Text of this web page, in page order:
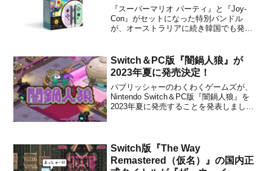
決定！
『スーパーマリオ パーティ』と『Joy-
Con』がセットになった特別バンドル
が、オーストラリアに続き韓国でも発売
望小売価格は104,800ウォンに設定されて
います。こちらが、前回も紹介したオー
ストラリ...
Switch＆PC版『闇鍋人狼』が
2023年夏に発売決定！
パブリッシャーのわくわくゲームズが、
Nintendo Switch＆PC版『闇鍋人狼』を
2023年夏に発売することを発表しまし
いしい鍋を作る、皆で鍋を作る正体隠匿
ゲー...
Switch版『The Way
Remastered（仮名）』の国内正